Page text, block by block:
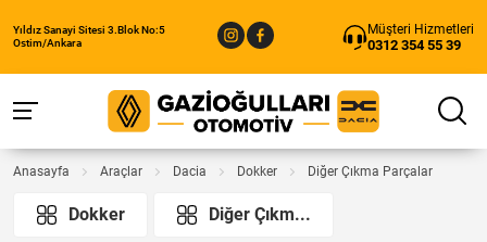
Yıldız Sanayi Sitesi 3.Blok No:5
Ostim/Ankara
Müşteri Hizmetleri
0312 354 55 39
Anasayfa Araçlar Dacia Dokker Diğer Çıkma Parçalar
Dokker Diğer Çıkm...